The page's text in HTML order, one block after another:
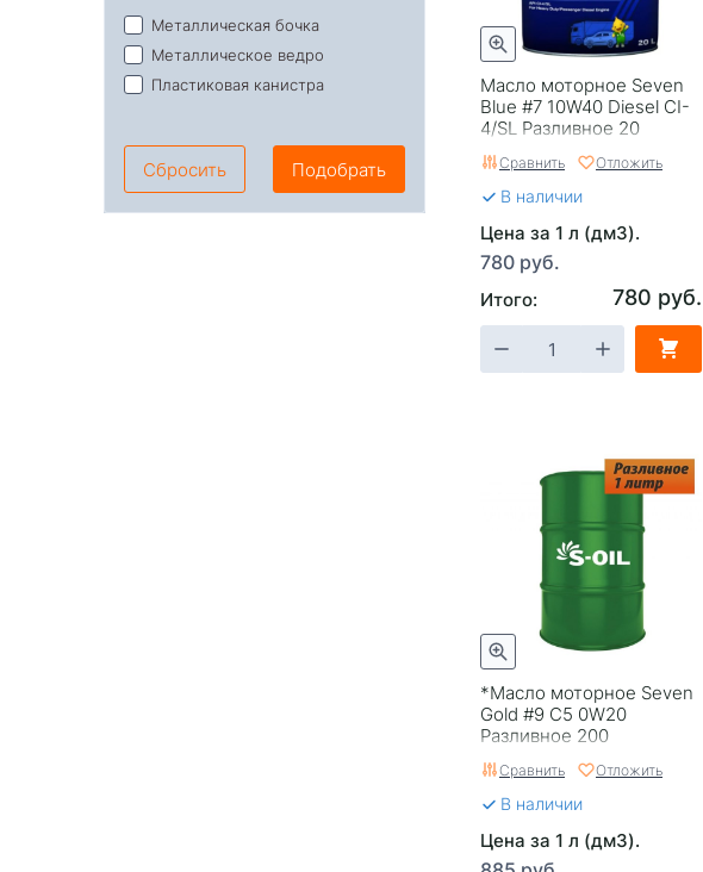
Масло моторное Seven
Blue #7 10W40 Diesel CI-
4/SL Разливное 20
Сравнить Отложить
В наличии
Цена за 1 л (дм3).
780 руб.
Итого: 780 руб.
*Масло моторное Seven
Gold #9 C5 0W20
Разливное 200
Сравнить Отложить
В наличии
Цена за 1 л (дм3).
Металлическая бочка
Металлическое ведро
Пластиковая канистра
Сбросить Подобрать